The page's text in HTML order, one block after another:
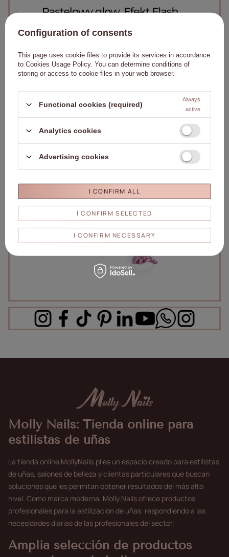
Molly Nails: Tienda online para
estilistas de uñas
La tienda online MollyNails.pl es un espacio creado para estilistas
de uñas, salones de belleza y clientas particulares que buscan
soluciones que les permitan obtener resultados del más alto
nivel. Como marca moderna, Molly Nails ofrece productos
profesionales para la estilización de uñas, respondiendo a las
necesidades diarias de las profesionales del sector.
Amplia selección de productos
Configuration of consents
This page uses cookie files to provide its services in accordance
to Cookies Usage Policy. You can determine conditions of
storing or access to cookie files in your web browser.
Functional cookies (required)
Always
active
Analytics cookies
Advertising cookies
I CONFIRM SELECTED
I CONFIRM NECESSARY
I CONFIRM ALL